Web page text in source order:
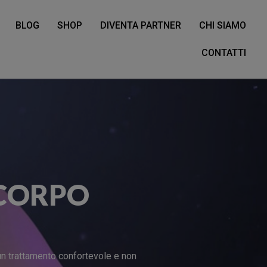
BLOG SHOP DIVENTA PARTNER CHI SIAMO
CONTATTI
trattamento confortevole e non